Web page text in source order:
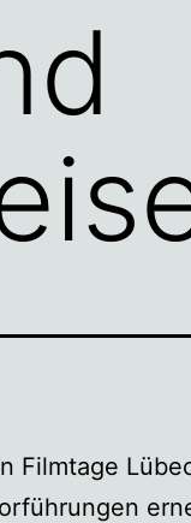
Filmtage